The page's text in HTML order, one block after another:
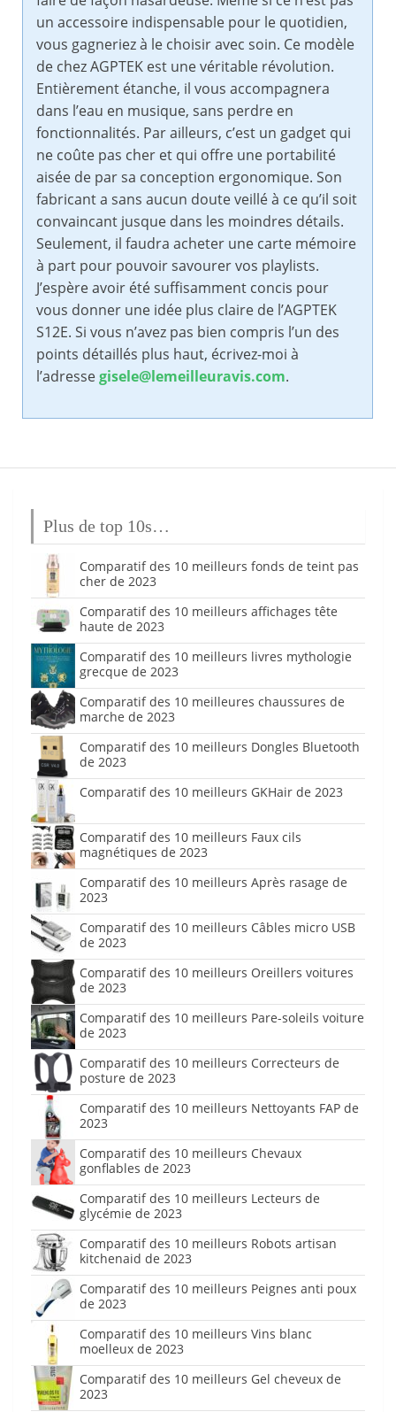
un accessoire indispensable pour le quotidien,
vous gagneriez à le choisir avec soin. Ce modèle
de chez AGPTEK est une véritable révolution.
Entièrement étanche, il vous accompagnera
dans l’eau en musique, sans perdre en
fonctionnalités. Par ailleurs, c’est un gadget qui
ne coûte pas cher et qui offre une portabilité
aisée de par sa conception ergonomique. Son
fabricant a sans aucun doute veillé à ce qu’il soit
convaincant jusque dans les moindres détails.
Seulement, il faudra acheter une carte mémoire
à part pour pouvoir savourer vos playlists.
J’espère avoir été suffisamment concis pour
vous donner une idée plus claire de l’AGPTEK
S12E. Si vous n’avez pas bien compris l’un des
points détaillés plus haut, écrivez-moi à
l’adressegisele@lemeilleuravis.com.
Plus de top 10s…
Comparatif des 10 meilleurs fonds de teint pas
cher de 2023
Comparatif des 10 meilleurs affichages tête
haute de 2023
Comparatif des 10 meilleurs livres mythologie
grecque de 2023
Comparatif des 10 meilleures chaussures de
marche de 2023
Comparatif des 10 meilleurs Dongles Bluetooth
de 2023
Comparatif des 10 meilleurs GKHair de 2023
Comparatif des 10 meilleurs Faux cils
magnétiques de 2023
Comparatif des 10 meilleurs Après rasage de
2023
Comparatif des 10 meilleurs Câbles micro USB
de 2023
Comparatif des 10 meilleurs Oreillers voitures
de 2023
Comparatif des 10 meilleurs Pare-soleils voiture
de 2023
Comparatif des 10 meilleurs Correcteurs de
posture de 2023
Comparatif des 10 meilleurs Nettoyants FAP de
2023
Comparatif des 10 meilleurs Chevaux
gonflables de 2023
Comparatif des 10 meilleurs Lecteurs de
glycémie de 2023
Comparatif des 10 meilleurs Robots artisan
kitchenaid de 2023
Comparatif des 10 meilleurs Peignes anti poux
de 2023
Comparatif des 10 meilleurs Vins blanc
moelleux de 2023
Comparatif des 10 meilleurs Gel cheveux de
2023